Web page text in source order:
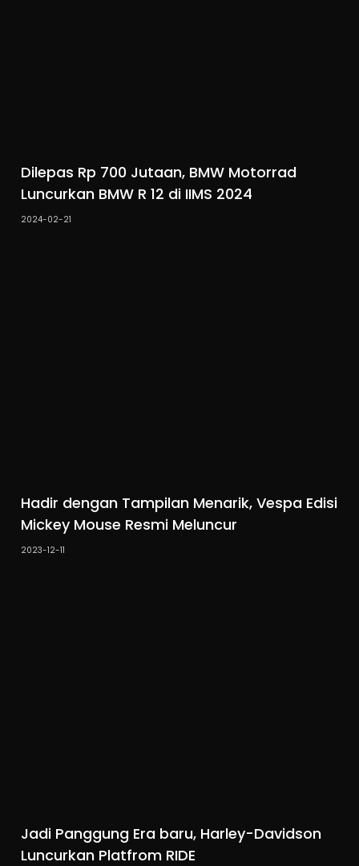
Dilepas Rp 700 Jutaan, BMW Motorrad
Luncurkan BMW R 12 di IIMS 2024
2024-02-21
Hadir dengan Tampilan Menarik, Vespa Edisi
Mickey Mouse Resmi Meluncur
2023-12-11
Jadi Panggung Era baru, Harley-Davidson
Luncurkan Platfrom RIDE